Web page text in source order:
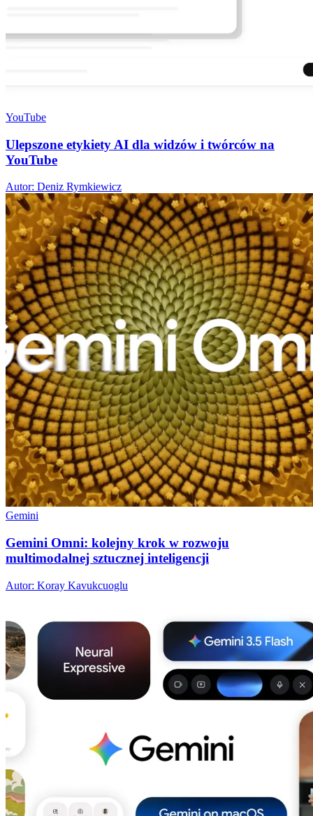
YouTube
Ulepszone etykiety AI dla widzów i twórców na
YouTube
Autor: Deniz Rymkiewicz
Gemini
Gemini Omni: kolejny krok w rozwoju
multimodalnej sztucznej inteligencji
Autor: Koray Kavukcuoglu